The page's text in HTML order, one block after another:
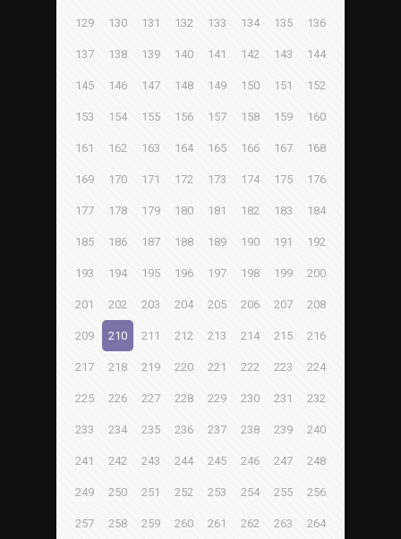
129 130 131 132 133 134 135 136
137 138 139 140 141 142 143 144
145 146 147 148 149 150 151 152
153 154 155 156 157 158 159 160
161 162 163 164 165 166 167 168
169 170 171 172 173 174 175 176
177 178 179 180 181 182 183 184
185 186 187 188 189 190 191 192
193 194 195 196 197 198 199 200
201 202 203 204 205 206 207 208
209 210 211 212 213 214 215 216
217 218 219 220 221 222 223 224
225 226 227 228 229 230 231 232
233 234 235 236 237 238 239 240
241 242 243 244 245 246 247 248
249 250 251 252 253 254 255 256
257 258 259 260 261 262 263 264